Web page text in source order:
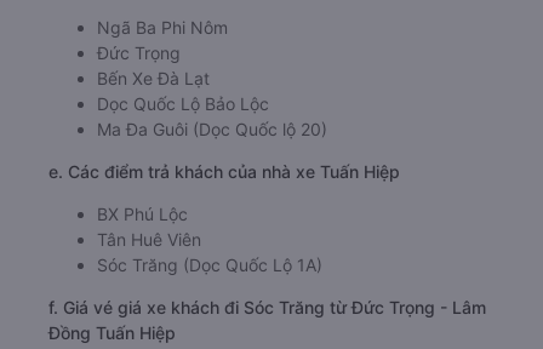
Ngã Ba Phi Nôm
Đức Trọng
Bến Xe Đà Lạt
Dọc Quốc Lộ Bảo Lộc
Ma Đa Guôi (Dọc Quốc lộ 20)
e. Các điểm trả khách của nhà xe Tuấn Hiệp
BX Phú Lộc
Tân Huê Viên
Sóc Trăng (Dọc Quốc Lộ 1A)
f. Giá vé giá xe khách đi Sóc Trăng từ Đức Trọng - Lâm
Đồng Tuấn Hiệp